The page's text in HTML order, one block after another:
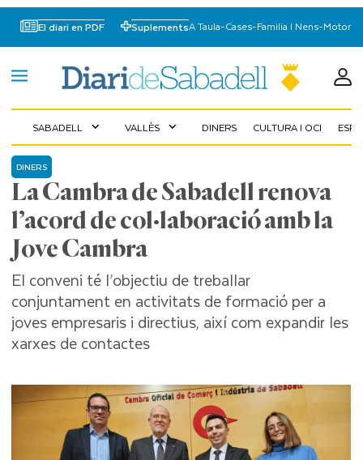
El diari en PDF SuplementsA Taula-Cases-Familia I Nens-Motor
SABADELL expand_more VALLÈS expand_more DINERS CULTURA I OCI
La Cambra de Sabadell renova
l’acord de col·laboració amb la
Jove Cambra
DINERS
El conveni té l’objectiu de treballar
conjuntament en activitats de formació per a
joves empresaris i directius, així com expandir les
xarxes de contactes